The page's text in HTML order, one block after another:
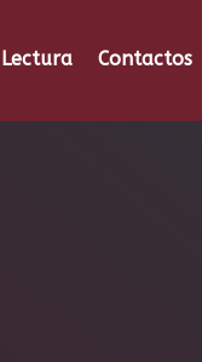
Contactos